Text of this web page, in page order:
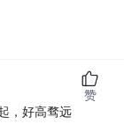
，好高骛远
赞